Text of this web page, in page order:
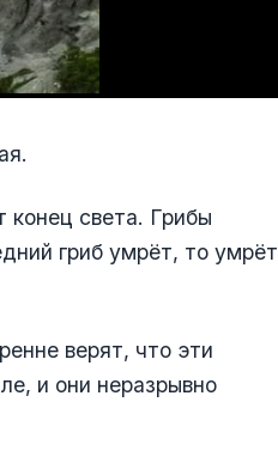
конец света. Грибы
гриб умрёт, то умрёт
верят, что эти
и они неразрывно